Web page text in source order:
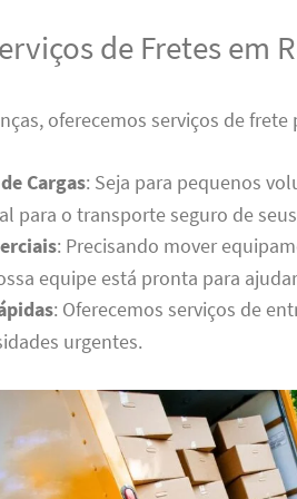
de Fretes em
oferecemos serviços de frete
Cargas: Seja para pequenos
para o transporte seguro de
: Precisando mover
equipe está pronta para
: Oferecemos serviços de
urgentes.